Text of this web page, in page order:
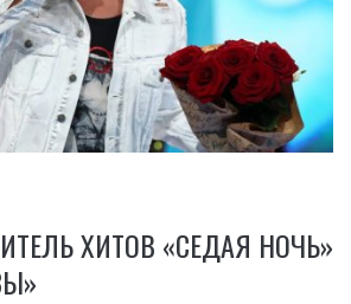
ХИТОВ «СЕДАЯ НОЧЬ»